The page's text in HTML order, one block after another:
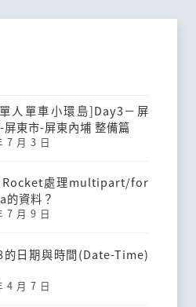
人單車小環島]Day3－屏
屏東市-屏東內埔 整備篇
7 月 3 日
Rocket處理multipart/for
資料？
7 月 9 日
日期與時間(Date-Time)
4 月 7 日